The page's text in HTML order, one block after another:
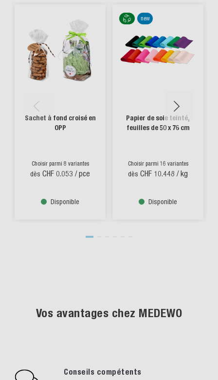
Sachet à fond croisé en
OPP
Choisir parmi 8 variantes
dès CHF 0.053 / pce
Disponible
new
Papier de soie teinté,
feuilles de 50 x 76 cm
Choisir parmi 16 variantes
dès CHF 10.448 / kg
Disponible
Vos avantages chez MEDEWO
Conseils compétents